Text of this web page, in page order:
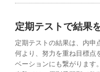
定期テストで結果
定期テストの結果は、内申
何より、努力を重ね目標点
ベーションにも繋がります。